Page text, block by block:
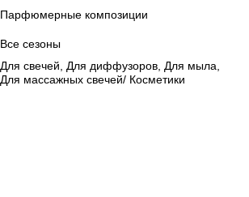
Парфюмерные композиции
Все сезоны
Для свечей, Для диффузоров, Для мыла,
Для массажных свечей/ Косметики